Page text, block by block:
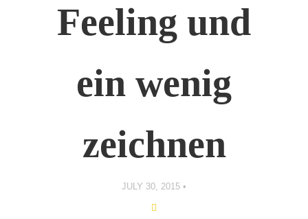
Feeling und
ein wenig
zeichnen
JULY 30, 2015